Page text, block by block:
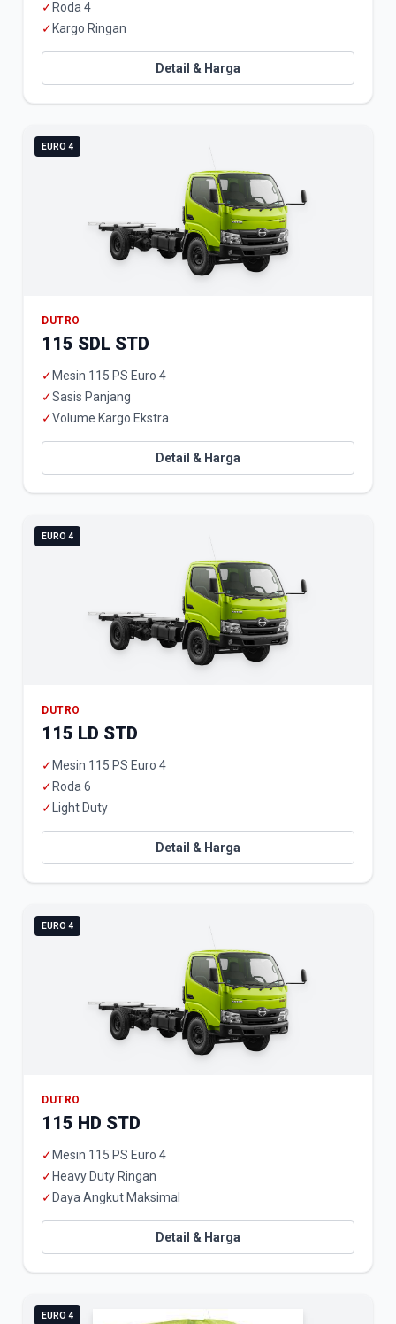
✓ Roda 4
✓ Kargo Ringan
Detail & Harga
EURO 4
DUTRO
115 SDL STD
✓ Mesin 115 PS Euro 4
✓Sasis Panjang
✓Volume Kargo Ekstra
Detail & Harga
EURO 4
DUTRO
115 LD STD
✓ Mesin 115 PS Euro 4
✓ Roda 6
✓ Light Duty
Detail & Harga
EURO 4
DUTRO
115 HD STD
✓ Mesin 115 PS Euro 4
✓ Heavy Duty Ringan
✓ Daya Angkut Maksimal
Detail & Harga
EURO 4